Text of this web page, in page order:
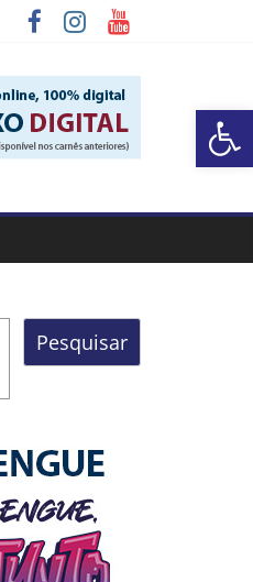
Barra de Ferramentas Aberta
Pesquisar